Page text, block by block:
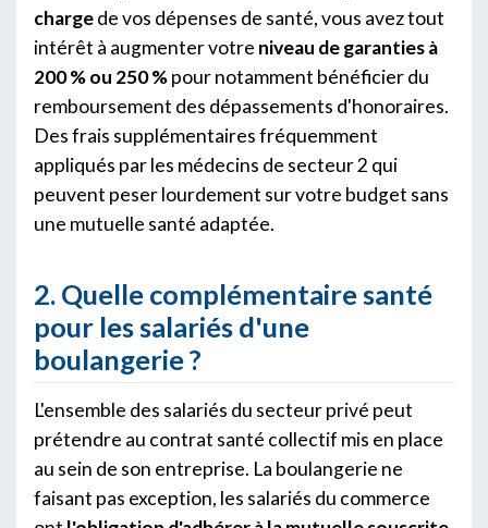
chargede vos dépenses de santé, vous avez tout
intérêt à augmenter votre niveau de garanties à
200 % ou 250 %pour notamment bénéficier du
remboursement des dépassements d'honoraires.
Des frais supplémentaires fréquemment
appliqués par les médecins de secteur 2 qui
peuvent peser lourdement sur votre budget sans
une mutuelle santé adaptée.
2. Quelle complémentaire santé
pour les salariés d'une
boulangerie ?
L'ensemble des salariés du secteur privé peut
prétendre au contrat santé collectif mis en place
au sein de son entreprise. La boulangerie ne
faisant pas exception, les salariés du commerce